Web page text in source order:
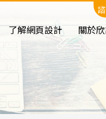
了解網頁設計 關於